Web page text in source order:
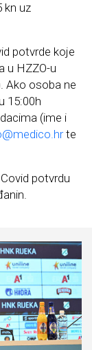
kn uz
potvrde koje
u HZZO-u
Ako osoba ne
15:00h
(ime i
te
potvrdu